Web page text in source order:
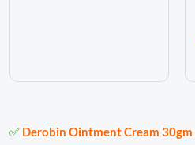
✅ Derobin Ointment Cream 30gm